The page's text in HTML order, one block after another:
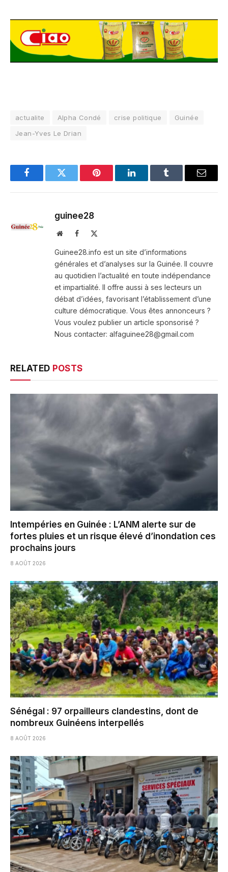
actualite Alpha Condé crise politique
Guinée
Jean-Yves Le Drian
FacebookTwitter Pinterest LinkedInTumblr Email
guinee28
WebsiteFacebook
Guinee28.info est un site d’informations
générales et d’analyses sur la Guinée. Il couvre
au quotidien l’actualité en toute indépendance
et impartialité. Il offre aussi à ses lecteurs un
débat d’idées, favorisant l’établissement d’une
culture démocratique. Vous êtes annonceurs ?
Vous voulez publier un article sponsorisé ?
Nous contacter: alfaguinee28@gmail.com
RELATED POSTS
Intempéries en Guinée : L’ANM alerte sur de
fortes pluies et un risque élevé d’inondation ces
prochains jours
8 AOÛT 2026
Sénégal : 97 orpailleurs clandestins, dont de
nombreux Guinéens interpellés
8 AOÛT 2026